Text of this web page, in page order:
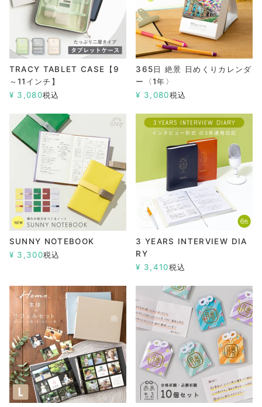
TRACY TABLET CASE【9
～11インチ】
¥ 3,080税込
365日 絶景 日めくりカレンダ
ー〈1年〉
¥ 3,080税込
SUNNY NOTEBOOK
¥ 3,300税込
3 YEARS INTERVIEW DIA
RY
¥ 3,410税込